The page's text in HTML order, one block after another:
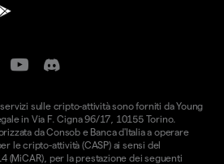
sulle cripto-attività sono forniti da Young
in Via F. Cigna 96/17, 10155 Torino.
da Consob e Banca d'Italia a operare
le cripto-attività (CASP) ai sensi del
(MiCAR), per la prestazione dei seguenti